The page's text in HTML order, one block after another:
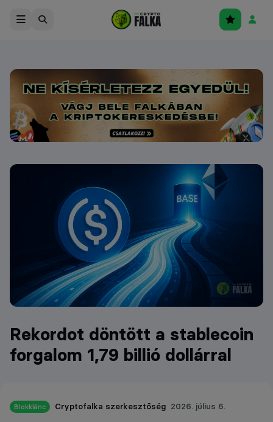
Rekordot döntött a stablecoin
forgalom 1,79 billió dollárral
Blokklánc Cryptofalka szerkesztőség 2026. július 6.